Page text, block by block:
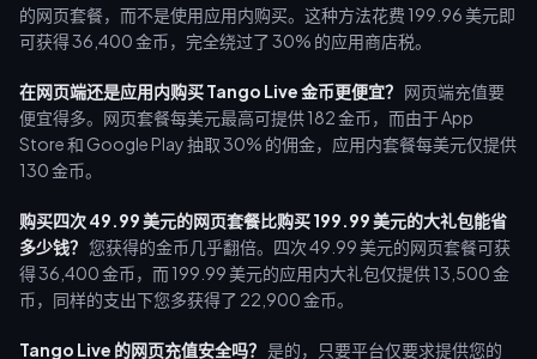
的网页套餐，而不是使用应用内购买。这种方法花费 199.96 美元即
可获得 36,400 金币，完全绕过了 30% 的应用商店税。
在网页端还是应用内购买 Tango Live 金币更便宜？ 网页端充值要
便宜得多。网页套餐每美元最高可提供 182 金币，而由于 App
Store 和 Google Play 抽取 30% 的佣金，应用内套餐每美元仅提供
130 金币。
购买四次 49.99 美元的网页套餐比购买 199.99 美元的大礼包能省
多少钱？ 您获得的金币几乎翻倍。四次 49.99 美元的网页套餐可获
得 36,400 金币，而 199.99 美元的应用内大礼包仅提供 13,500 金
币，同样的支出下您多获得了 22,900 金币。
Tango Live 的网页充值安全吗？ 是的，只要平台仅要求提供您的